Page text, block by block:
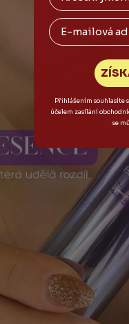
Email
Přihlášením souhlasíte
účelem zasílání
se